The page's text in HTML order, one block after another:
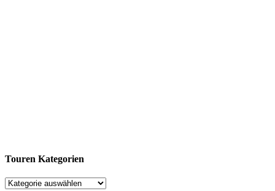
Touren Kategorien